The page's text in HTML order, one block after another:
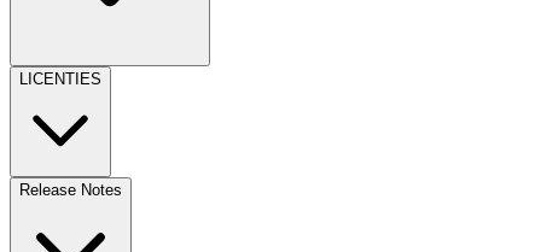
LICENTIES
Release Notes